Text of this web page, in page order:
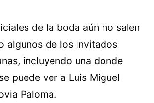
de la boda aún no salen
algunos de los invitados
incluyendo una donde
puede ver a Luis Miguel
Paloma.